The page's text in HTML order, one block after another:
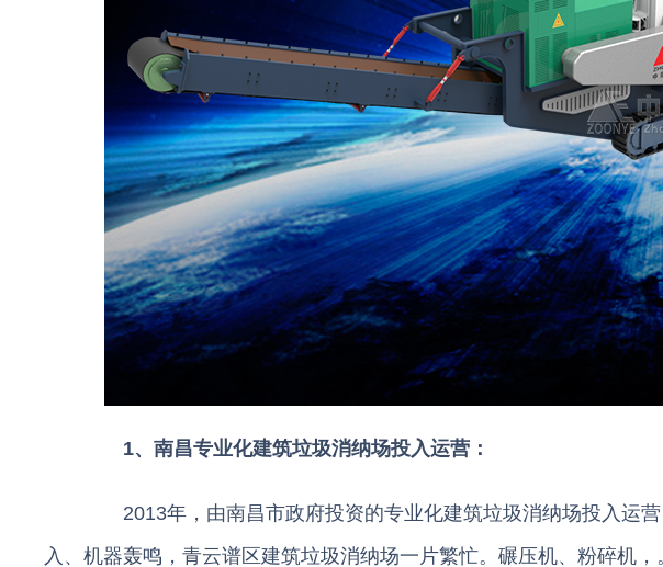
1、南昌专业化建筑垃圾消纳场投入运营：
2013年，由南昌市政府投资的专业化建筑垃圾消纳场投入运营
入、机器轰鸣，青云谱区建筑垃圾消纳场一片繁忙。碾压机、粉碎机